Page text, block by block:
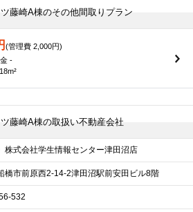
ツ藤崎A棟のその他間取りプラン
(管理費 2,000円)
-
ツ藤崎A棟の取扱い不動産会社
株式会社学生情報センター津田沼店
橋市前原西2-14-2津田沼駅前安田ビル8階
532